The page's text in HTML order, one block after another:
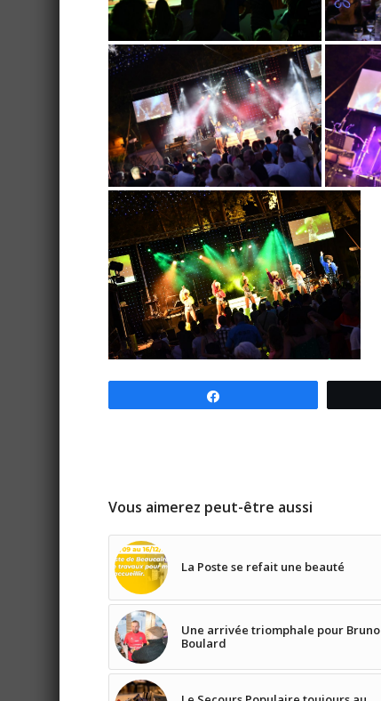
Vous aimerez peut-être aussi
La Poste se refait une beauté
Une arrivée triomphale pour Bruno
Boulard